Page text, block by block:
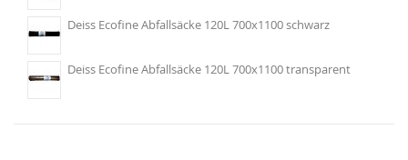
Deiss Ecofine Abfallsäcke 120L 700x1100 schwarz
Deiss Ecofine Abfallsäcke 120L 700x1100 transparent